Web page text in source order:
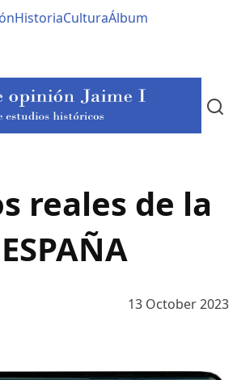
HistoriaCulturaÁlbum
reales de la
13 October 2023